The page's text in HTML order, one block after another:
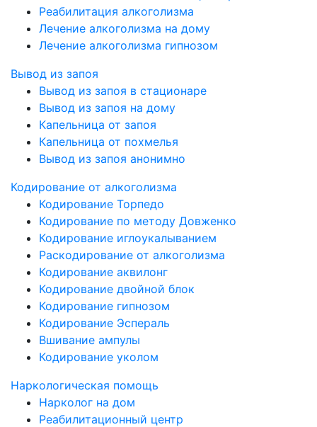
Реабилитация алкоголизма
Лечение алкоголизма на дому
Лечение алкоголизма гипнозом
Вывод из запоя
Вывод из запоя в стационаре
Вывод из запоя на дому
Капельница от запоя
Капельница от похмелья
Вывод из запоя анонимно
Кодирование от алкоголизма
Кодирование Торпедо
Кодирование по методу Довженко
Кодирование иглоукалыванием
Раскодирование от алкоголизма
Кодирование аквилонг
Кодирование двойной блок
Кодирование гипнозом
Кодирование Эспераль
Вшивание ампулы
Кодирование уколом
Наркологическая помощь
Нарколог на дом
Реабилитационный центр